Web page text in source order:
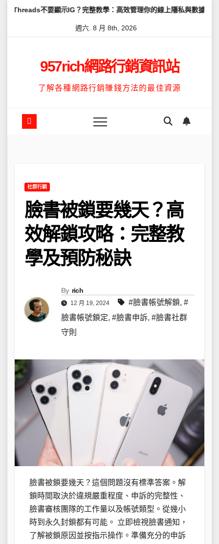
Skip
顯示IG？完整教學：高效管理你的線上隱私與數據安全 怎麼讓
週六. 8 月 8th, 2026
957rich網路行銷資訊站
了解各種網路行銷賺錢方法的最佳資源
社群行銷
臉書被鎖要幾天？高
效解鎖攻略：完整教
學及預防秘訣
By rich
12 月 19, 2024 #臉書帳號解鎖, #
臉書帳號鎖定, #臉書申訴, #臉書社群
守則
臉書被鎖要幾天？這個問題沒有標準答案。解
鎖時間取決於違規嚴重程度、申訴的完整性、
臉書審核團隊的工作量以及帳號類型。從幾小
時到永久封鎖都有可能。 立即檢視臉書通知，
了解被鎖原因並按指示操作。準備充分的申訴